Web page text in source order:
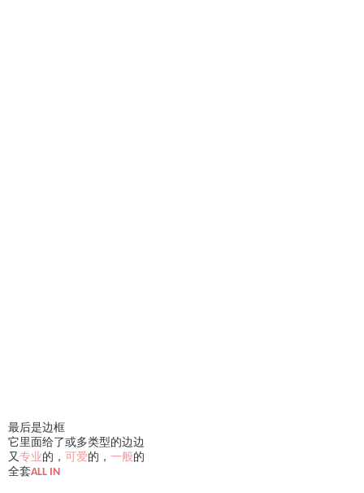
最后是边框
它里面给了或多类型的边边
又专业的， 可爱的， 一般的
全套ALL IN